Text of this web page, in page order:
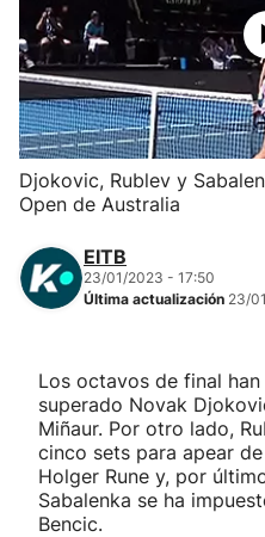
Ciclismo
Herri-kirolak
Balonmano
Kirolak 360
Atletismo
Más deportes
"Helmuga"
Djokovic, Rublev y
Open de Australia
EITB
23/01/2023 - 17:50
Última actualización 23/
Los octavos de final
superado Novak
Miñaur. Por otro lado,
cinco sets para apear
Holger Rune y, por
Sabalenka se ha
Bencic.